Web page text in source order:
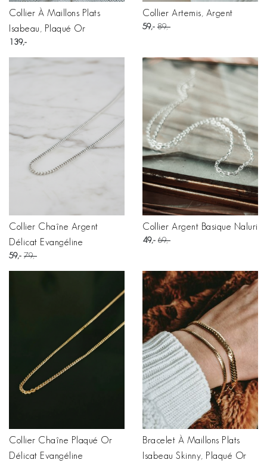
Collier À Maillons Plats
Isabeau, Plaqué Or
139
Collier Artemis, Argent
59 89
Collier Chaîne Argent
Délicat Evangéline
59 79
Collier Argent Basique Naluri
49 69
Collier Chaîne Plaqué Or
Délicat Evangéline
Bracelet À Maillons Plats
Isabeau Skinny, Plaqué Or